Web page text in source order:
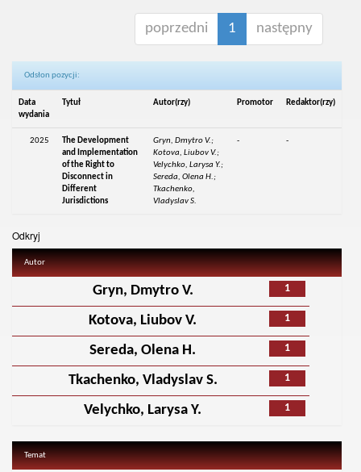
poprzedni 1 następny
Odsłon pozycji:
Data
wydania
Tytuł Autor(rzy) Promotor Redaktor(rzy)
2025
The Development
and Implementation
of the Right to
Disconnect in
Different
Jurisdictions
Gryn, Dmytro V.;
Kotova, Liubov V.;
Velychko, Larysa Y.;
Sereda, Olena H.;
Tkachenko,
Vladyslav S.
- -
Odkryj
Autor
1
Gryn, Dmytro V.
1
Kotova, Liubov V.
1
Sereda, Olena H.
1
Tkachenko, Vladyslav S.
1
Velychko, Larysa Y.
Temat